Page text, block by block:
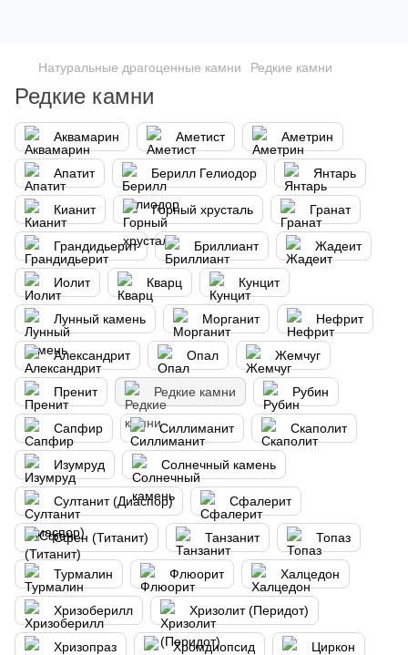
Натуральные драгоценные камни Редкие камни
Редкие камни
Аквамарин Аметист Аметрин
Апатит Берилл Гелиодор Янтарь
Кианит Горный хрусталь Гранат
Грандидьерит Бриллиант Жадеит
Иолит Кварц Кунцит
Лунный камень Морганит Нефрит
Александрит Опал Жемчуг
Пренит Редкие камни Рубин
Сапфир Силлиманит Скаполит
Изумруд Солнечный камень
Султанит (Диаспор) Сфалерит
Сфен (Титанит) Танзанит Топаз
Турмалин Флюорит Халцедон
Хризоберилл Хризолит (Перидот)
Хризопраз Хромдиопсид Циркон